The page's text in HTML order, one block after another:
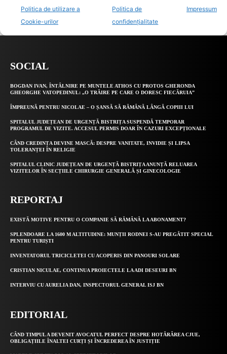
SOCIAL
BOGDAN IVAN, ÎNTÂLNIRE PE MUNTELE ATHOS CU PROTOS GHERONDA
GHEORGHE VATOPEDINUL: „O TRĂIRE PE CARE O DORESC FIECĂRUIA”
ÎMPREUNĂ PENTRU NICOLAE – O ȘANSĂ SĂ RĂMÂNĂ LÂNGĂ COPIII LUI
SPITALUL JUDEȚEAN DE URGENȚĂ BISTRIȚA SUSPENDĂ TEMPORAR
PROGRAMUL DE VIZITE. ACCESUL PERMIS DOAR ÎN CAZURI EXCEPȚIONALE
CÂND CREDINȚA DEVINE MASCĂ: DESPRE VANITATE, INVIDIE ȘI LIPSA
TOLERANȚEI ÎN RELIGIE
SPITALUL CLINIC JUDEȚEAN DE URGENȚĂ BISTRIȚA ANUNȚĂ RELUAREA
VIZITELOR ÎN SECȚIILE CHIRURGIE GENERALĂ ȘI GINECOLOGIE
REPORTAJ
EXISTĂ MOTIVE PENTRU O COMPANIE SĂ RĂMÂNĂ LA ABONAMENT?
SPLENDOARE LA 1600 M ALTITUDINE: MUNȚII RODNEI S-AU PREGĂTIT SPECIAL
PENTRU TURIȘTI
INVENTATORUL TRICICLETEI CU ACOPERIS DIN PANOURI SOLARE
CRISTIAN NICULAE, CONTINUA PROIECTELE LA ADI DESEURI BN
INTERVIU CU AURELIA DAN, INSPECTORUL GENERAL ISJ BN
EDITORIAL
CÂND TIMPUL A DEVENIT AVOCATUL PERFECT DESPRE HOTĂRÂREA CJUE,
OBLIGAȚIILE ÎNALTEI CURȚI ȘI ÎNCREDEREA ÎN JUSTIȚIE